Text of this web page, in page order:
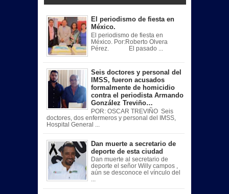
El periodismo de fiesta en
México.
El periodismo de fiesta en
México. Por:Roberto Olvera
Pérez. El pasado ...
Seis doctores y personal del
IMSS, fueron acusados
formalmente de homicidio
contra el periodista Armando
González Treviño…
POR: OSCAR TREVIÑO Seis
doctores, dos enfermeros y personal del IMSS,
Hospital General ...
Dan muerte a secretario de
deporte de esta ciudad
Dan muerte al secretario de
deporte el señor Willy campos ,
aún se desconoce el vínculo del
...